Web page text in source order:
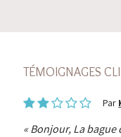
TÉMOIGNAGES
Par
Bonjour, La